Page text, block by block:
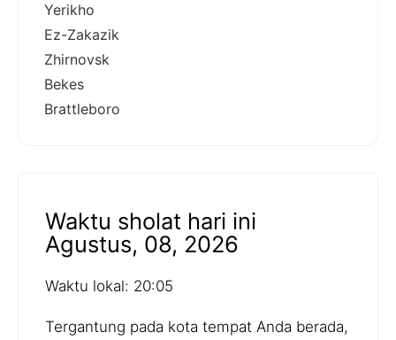
Yerikho
Ez-Zakazik
Zhirnovsk
Bekes
Brattleboro
Waktu sholat hari ini
Agustus, 08, 2026
Waktu lokal: 20:05
Tergantung pada kota tempat Anda berada,